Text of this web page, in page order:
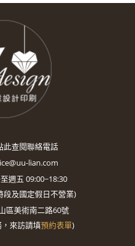
此查閱聯絡電話
lian.com
週五 09:00~18:30
段及國定假日不營業)
區美術南二路60號
來訪請填預約表單)